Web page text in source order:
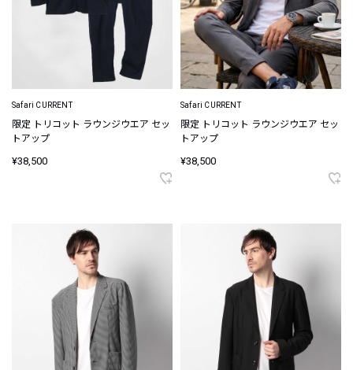
Safari CURRENT
限定 トリコット ラウンジウエア セッ
トアップ
¥38,500
Safari CURRENT
限定 トリコット ラウンジウエア セッ
トアップ
¥38,500